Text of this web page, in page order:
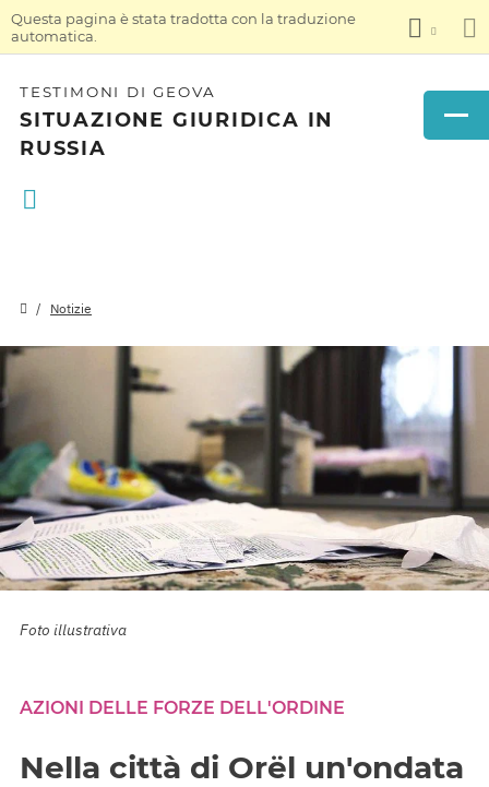
Questa pagina è stata tradotta con la traduzione
automatica.
TESTIMONI DI GEOVA
SITUAZIONE GIURIDICA IN
RUSSIA
Notizie
Foto illustrativa
AZIONI DELLE FORZE DELL'ORDINE
Nella città di Orël un'ondata